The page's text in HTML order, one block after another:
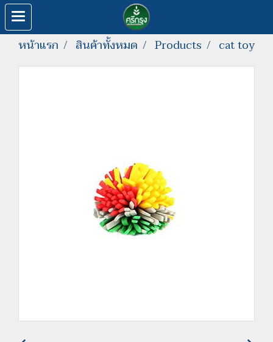
หน้าแรก สินค้าทั้งหมด Products cat toy